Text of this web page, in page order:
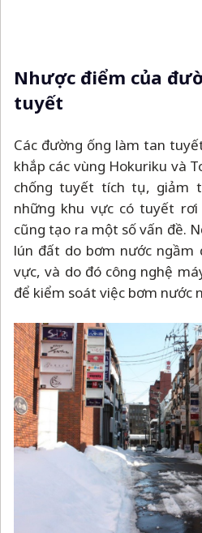
Nhược điểm của
tuyết
Các đường ống làm tan
khắp các vùng Hokuriku và
chống tuyết tích tụ, giảm
những khu vực có tuyết rơi
cũng tạo ra một số vấn đề.
lún đất do bơm nước ngầm
vực, và do đó công nghệ
để kiểm soát việc bơm nước